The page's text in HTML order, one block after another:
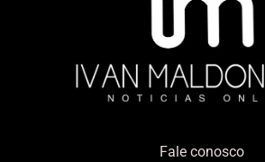
Fale conosco